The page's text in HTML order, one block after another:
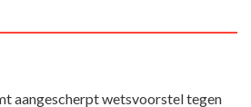
aangescherpt wetsvoorstel tegen